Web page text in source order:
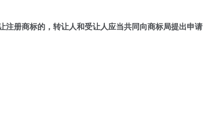
册商标的，转让人和受让人应当共同向商标局提出申